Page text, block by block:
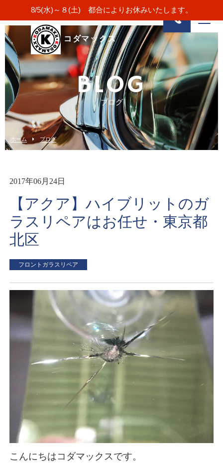
8/5(水)～８(土) 都合によりお休みいたします。
コダマックス
BLOG
ブログ
ホーム ブログ
2017年06月24日
【アクア】ハイブリットのガ
ラスリペアはお任せ・東京都
北区
フロントガラスリペア
こんにちはコダマックスです。